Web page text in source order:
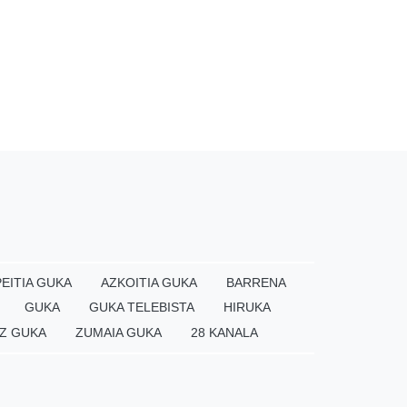
GUKA AZKOITIA GUKA
BARRENA
GUKA GUKA TELEBISTA
HIRUKA
GUKA ZUMAIA GUKA 28 KANALA